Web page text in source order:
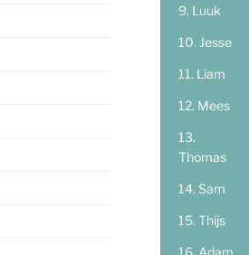
Luuk
Jesse
Liam
Mees
Thomas
Sam
Thijs
Adam